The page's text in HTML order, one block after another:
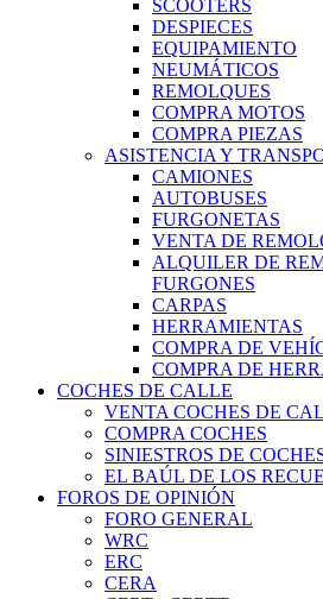
SCOOTERS
DESPIECES
EQUIPAMIENTO
NEUMÁTICOS
REMOLQUES
COMPRA MOTOS
COMPRA PIEZAS
ASISTENCIA Y
CAMIONES
AUTOBUSES
FURGONETAS
VENTA DE
ALQUILER DE
FURGONES
CARPAS
HERRAMIENTAS
COMPRA DE
COMPRA DE
COCHES DE CALLE
VENTA COCHES DE
COMPRA COCHES
SINIESTROS DE
EL BAÚL DE LOS
FOROS DE OPINIÓN
FORO GENERAL
WRC
ERC
CERA